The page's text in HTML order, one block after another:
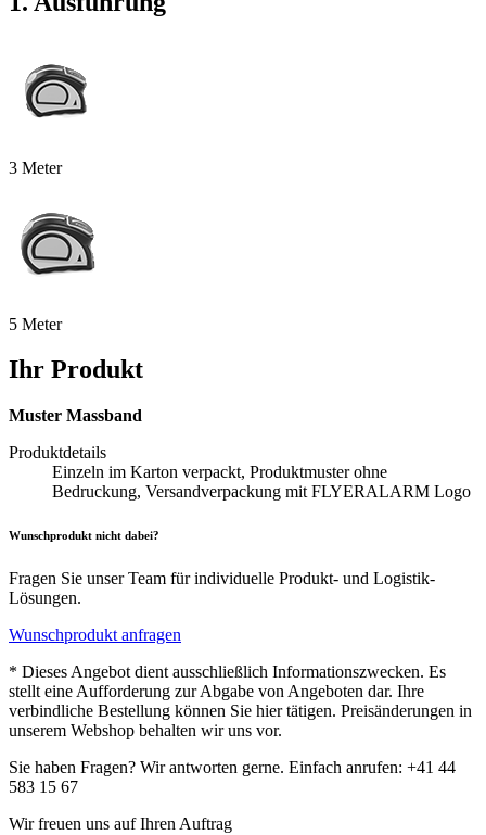
3 Meter
5 Meter
Ihr Produkt
Muster Massband
Produktdetails
Einzeln im Karton verpackt, Produktmuster ohne
Bedruckung, Versandverpackung mit FLYERALARM Logo
Wunschprodukt nicht dabei?
Fragen Sie unser Team für individuelle Produkt- und Logistik-
Lösungen.
Wunschprodukt anfragen
* Dieses Angebot dient ausschließlich Informationszwecken. Es
stellt eine Aufforderung zur Abgabe von Angeboten dar. Ihre
verbindliche Bestellung können Sie hier tätigen. Preisänderungen in
unserem Webshop behalten wir uns vor.
Sie haben Fragen? Wir antworten gerne. Einfach anrufen: +41 44
583 15 67
Wir freuen uns auf Ihren Auftrag